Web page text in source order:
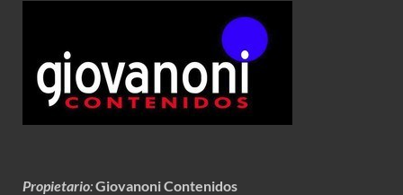
Propietario:Giovanoni Contenidos